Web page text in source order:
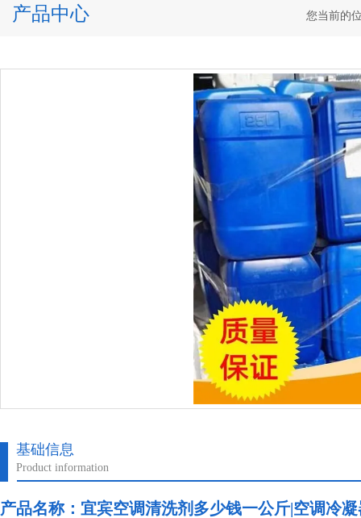
产品中心 您当前的
基础信息
Product information
产品名称： 宜宾空调清洗剂多少钱一公斤|空调冷